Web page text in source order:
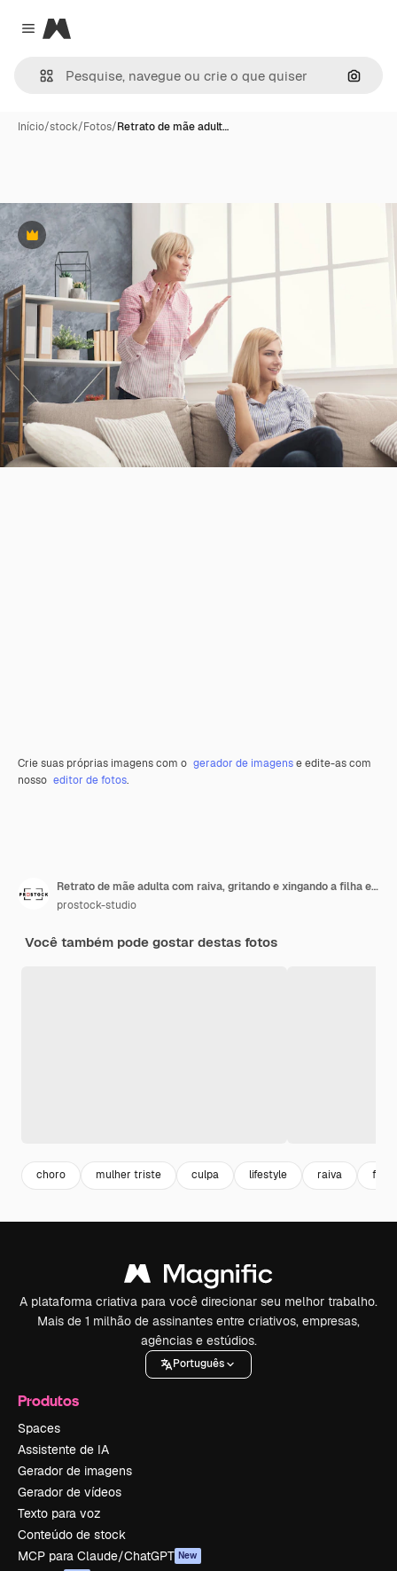
Close menu
Magnific
Início/stock/Fotos/Retrato de mãe adult…
Premium
Crie suas próprias imagens com o gerador de imagense edite-as com
nosso editor de fotos.
Retrato de mãe adulta com raiva, gritando e xingando a filha enquanto jovem sentado e ouvindo. Conceito de geração e relacionamento
prostock-studio
Você também pode gostar destas fotos
choro mulher triste culpa lifestyle raiva filha
A plataforma criativa para você direcionar seu melhor trabalho.
Mais de 1 milhão de assinantes entre criativos, empresas,
agências e estúdios.
Português
Produtos
Spaces
Assistente de IA
Gerador de imagens
Gerador de vídeos
Texto para voz
Conteúdo de stock
MCP para Claude/ChatGPT New